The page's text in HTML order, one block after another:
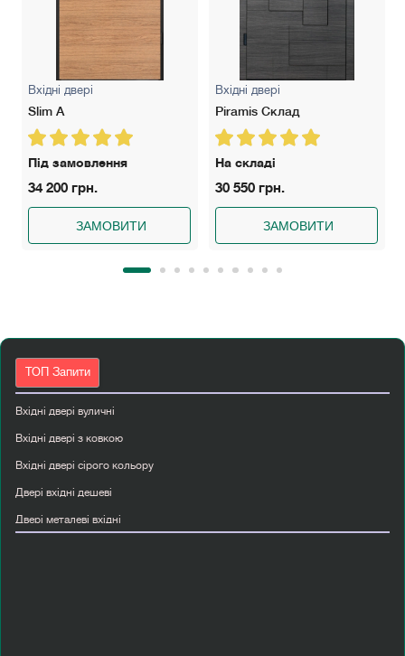
Вхідні двері
Slim A
Під замовлення
34 200 грн.
ЗАМОВИТИ
Вхідні двері
Piramis Склад
На складі
30 550 грн.
ЗАМОВИТИ
ТОП Запити
Вхідні двері вуличні
Вхідні двері з ковкою
Вхідні двері сірого кольору
Двері вхідні дешеві
Двері металеві вхідні